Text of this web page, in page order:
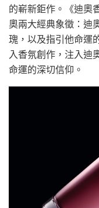
的嶄新鉅作。《迪奧
奧兩大經典象徵：迪
瑰，以及指引他命運
入香氛創作，注入迪
命運的深切信仰。